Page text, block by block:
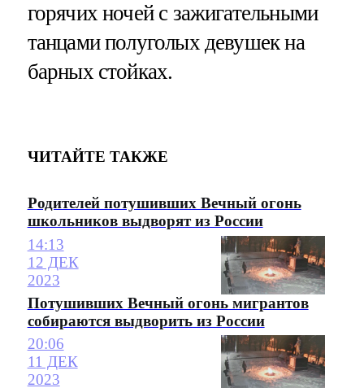
горячих ночей с зажигательными
танцами полуголых девушек на
барных стойках.
ЧИТАЙТЕ ТАКЖЕ
Родителей потушивших Вечный огонь
школьников выдворят из России
14:13
12 ДЕК
2023
Потушивших Вечный огонь мигрантов
собираются выдворить из России
20:06
11 ДЕК
2023